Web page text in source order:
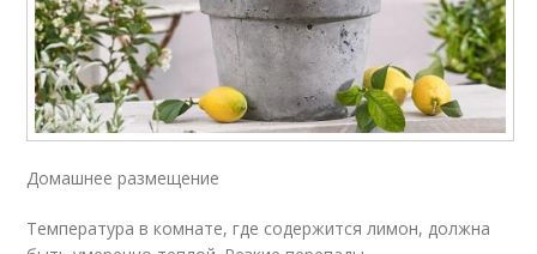
Домашнее размещение
Температура в комнате, где содержится лимон, должна